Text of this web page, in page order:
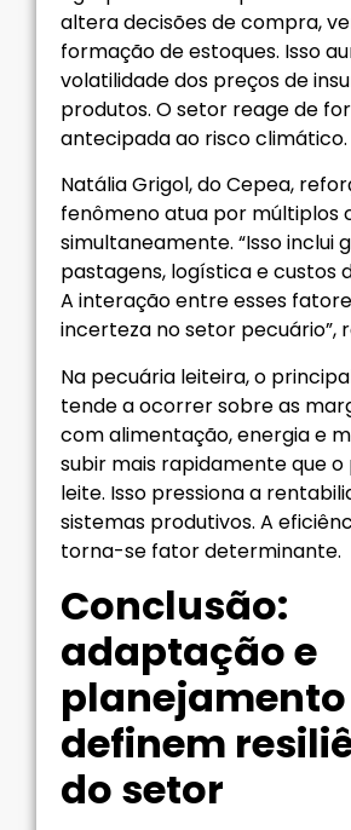
altera decisões de compra,
formação de estoques. Isso
volatilidade dos preços de
produtos. O setor reage de
antecipada ao risco climático.
Natália Grigol, do Cepea,
fenômeno atua por múltiplos
simultaneamente. “Isso inclui
pastagens, logística e custos
A interação entre esses
incerteza no setor pecuário”,
Na pecuária leiteira, o
tende a ocorrer sobre as
com alimentação, energia e
subir mais rapidamente que
leite. Isso pressiona a
sistemas produtivos. A
torna-se fator determinante.
Conclusão:
adaptação e
planejamento
definem
do setor